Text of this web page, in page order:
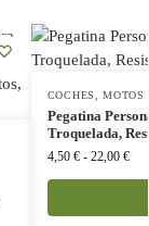
COCHES,MOTOS
Pegatina
Troquelada,
4,50 € - 22,00 €